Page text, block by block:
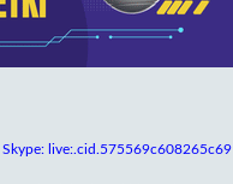
Skype: live:.cid.575569c608265c69